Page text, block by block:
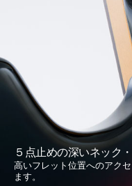
５点止めの深いネック
高いフレット位置へのアク
ます。